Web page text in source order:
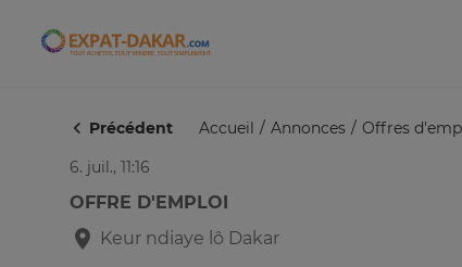
Expat-Dakar
Précédent Accueil Annonces Offres
6. juil., 11:16
OFFRE D'EMPLOI
Keur ndiaye lô Dakar